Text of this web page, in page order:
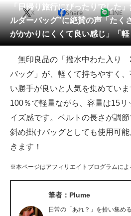
会員記事
メディア
注目記事を集めた総合ページ
ITの今と未来を見通す
スマホと通信の最新トレンド
進化するPCとデバイスの未来
好きが集まる 比べて選べる
企業ITのトレンドを詳説
「日帰り旅行にぴったりでした
ルダーバッグ”に絶賛の声「たく
がかかりにくくて良い感じ」「
X Share LINE
無印良品の「撥水中わた入り
バッグ」が、軽くて持ちやすく
い勝手が良いと人気を集めてい
100％で軽量ながら、容量は15リ
イズ感です。ベルトの長さが調
斜め掛けバッグとしても使用可
きます！
※本ページはアフィリエイトプログラムに
筆者：Plume
日常の「あれ？」を拾い集め